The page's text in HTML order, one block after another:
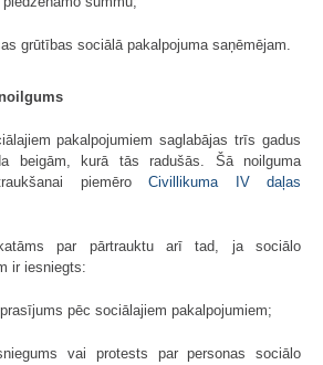
grūtības sociālā pakalpojuma saņēmējam.
pakalpojumiem saglabājas trīs gadus
beigām, kurā tās radušās. Šā noilguma
piemēro CivillikumaIV daļas
par pārtrauktu arī tad, ja sociālo
ir iesniegts:
pēc sociālajiem pakalpojumiem;
vai protests par personas sociālo